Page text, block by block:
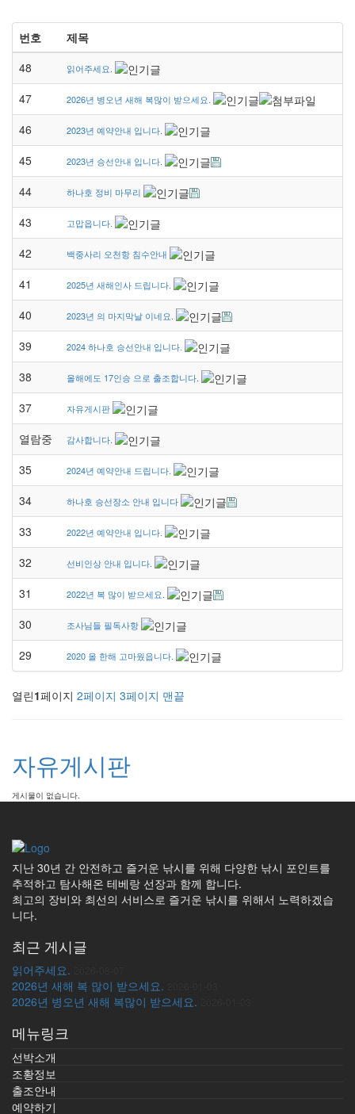
번호
제목
48
읽어주세요.
47 2026년 병오년 새해 복많이 받으세요.
46 2023년 예약안내 입니다.
45 2023년 승선안내 입니다.
44 하나호 정비 마무리
43 고맙읍니다.
42 백중사리 오천항 침수안내
41 2025년 새해인사 드립니다.
40 2023년 의 마지막날 이네요.
39 2024 하나호 승선안내 입니다.
38 올해에도 17인승 으로 출조합니다.
37 자유게시판
열람중 감사합니다.
35 2024년 예약안내 드립니다.
34 하나호 승선장소 안내 입니다
33 2022년 예약안내 입니다.
32 선비인상 안내 입니다.
31 2022년 복 많이 받으세요.
30 조사님들 필독사항
29 2020 올 한해 고마웠읍니다.
열린1페이지 2페이지 3페이지 맨끝
자유게시판
게시물이 없습니다.
지난 30년 간 안전하고 즐거운 낚시를 위해 다양한 낚시 포인트를
추적하고 탐사해온 테베랑 선장과 함께 합니다.
최고의 장비와 최선의 서비스로 즐거운 낚시를 위해서 노력하겠습
니다.
최근 게시글
읽어주세요.
2026년 새해 복 많이 받으세요.
2026년 병오년 새해 복많이 받으세요.
메뉴링크
선박소개
조황정보
출조안내
예약하기